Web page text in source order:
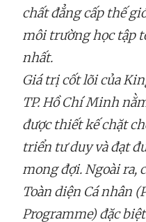
chất đẳng cấp thế
môi trường học tập
nhất.
Giá trị cốt lõi của
TP. Hồ Chí Minh
được thiết kế chặt
triển tư duy và đạt
mong đợi. Ngoài
Toàn diện Cá nhân
Programme) đặc